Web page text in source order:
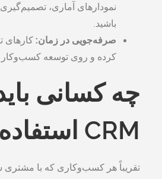
نمودارهای آماری،
باشید.
صرفه‌جویی در زمان: کارهای
کرده و روی توسعه کسب‌وکار
چه کسانی
CRM استفاده کنند؟
تقریباً هر کسب‌وکاری که با مشتری